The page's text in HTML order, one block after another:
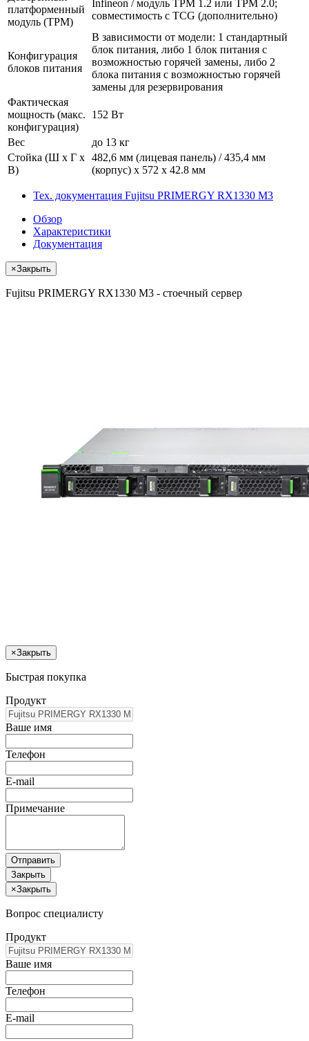
платформенный
модуль (TPM)
Infineon / модуль TPM 1.2 или TPM 2.0;
совместимость с TCG (дополнительно)
Конфигурация
блоков питания
В зависимости от модели: 1 стандартный
блок питания, либо 1 блок питания с
возможностью горячей замены, либо 2
блока питания с возможностью горячей
замены для резервирования
Фактическая
мощность (макс.
конфигурация)
152 Вт
Вес
до 13 кг
Стойка (Ш x Г x
В)
482,6 мм (лицевая панель) / 435,4 мм
(корпус) x 572 x 42.8 мм
Тех. документация Fujitsu PRIMERGY RX1330 M3
Обзор
Характеристики
Документация
×Закрыть
Fujitsu PRIMERGY RX1330 M3 - стоечный сервер
×Закрыть
Быстрая покупка
Продукт
Ваше имя
Телефон
E-mail
Примечание
Отправить
Закрыть
×Закрыть
Вопрос специалисту
Продукт
Ваше имя
Телефон
E-mail